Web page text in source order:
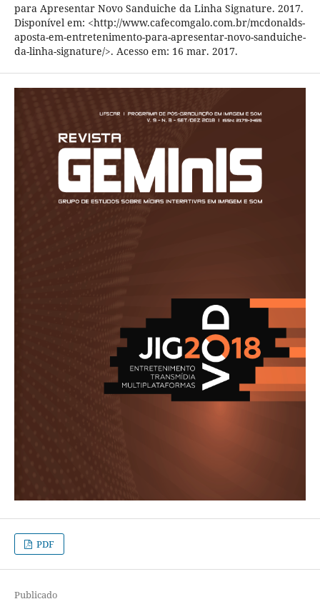
para Apresentar Novo Sanduiche da Linha Signature. 2017.
Disponível em: <http://www.cafecomgalo.com.br/mcdonalds-
aposta-em-entretenimento-para-apresentar-novo-sanduiche-
da-linha-signature/>. Acesso em: 16 mar. 2017.
PDF
Publicado